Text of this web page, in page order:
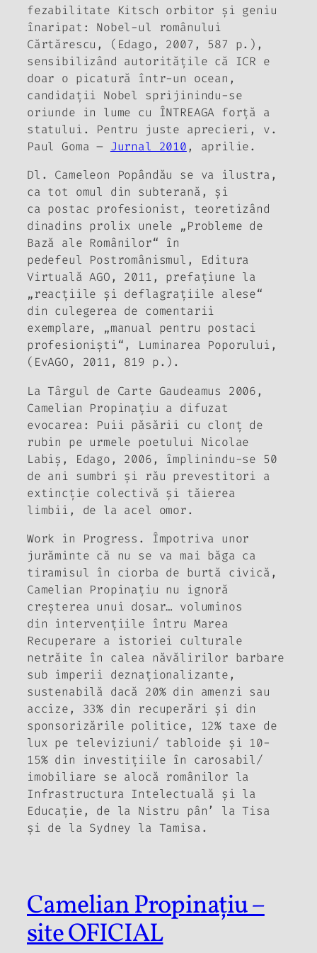
fezabilitate
Kitsch orbitor şi geniu
înaripat: Nobel-ul românului
Cărtărescu , (Edago, 2007, 587 p.),
sensibilizând autorităţile că ICR e
doar o picatură într-un ocean,
candidaţii Nobel sprijinindu-se
oriunde in lume cu ÎNTREAGA forţă a
statului. Pentru juste aprecieri, v.
Paul Goma – Jurnal 2010, aprilie.
Dl. Cameleon Popândău se va ilustra,
ca tot omul din subterană, şi
ca postac profesionist , teoretizând
dinadins prolix unele „Probleme de
Bază ale Românilor“ în
pedefeul Postromânismul , Editura
Virtuală AGO, 2011, prefaţiune la
„reacţiile şi deflagraţiile alese“
din culegerea de comentarii
exemplare, „manual pentru postaci
profesionişti“, Luminarea Poporului,
(EvAGO, 2011, 819 p.).
La Târgul de Carte Gaudeamus 2006,
Camelian Propinaţiu a difuzat
evocarea: Puii păsării cu clonţ de
rubin pe urmele poetului Nicolae
Labiş , Edago, 2006, împlinindu-se 50
de ani sumbri şi rău prevestitori a
extincţie colectivă şi tăierea
limbii, de la acel omor.
Work in Progress.
Împotriva unor
jurăminte că nu se va mai băga ca
tiramisul în ciorba de burtă civică,
Camelian Propinaţiu nu ignoră
creşterea unui dosar… voluminos
din intervenţiile întru Marea
Recuperare a istoriei culturale
netrăite în calea năvălirilor barbare
sub imperii deznaţionalizante,
sustenabilă dacă 20% din amenzi sau
accize, 33% din recuperări şi din
sponsorizările politice, 12% taxe de
lux pe televiziuni/ tabloide şi 10-
15% din investiţiile în carosabil/
imobiliare se alocă românilor la
Infrastructura Intelectuală şi la
Educaţie, de la Nistru pân’ la Tisa
şi de la Sydney la Tamisa.
Camelian Propinațiu –
site OFICIAL